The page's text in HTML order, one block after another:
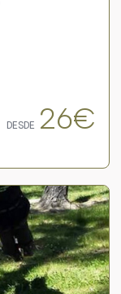
DESDE 26€